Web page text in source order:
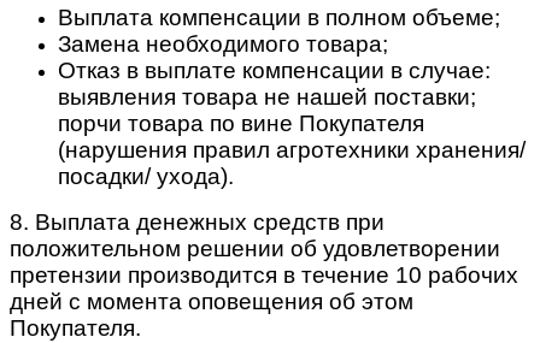
Выплата компенсации в полном объеме;
Замена необходимого товара;
Отказ в выплате компенсации в случае:
выявления товара не нашей поставки;
порчи товара по вине Покупателя
(нарушения правил агротехники хранения/
посадки/ ухода).
8. Выплата денежных средств при
положительном решении об удовлетворении
претензии производится в течение 10 рабочих
дней с момента оповещения об этом
Покупателя.